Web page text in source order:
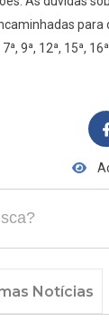
para
9ª, 12ª, 15ª,
Notícias